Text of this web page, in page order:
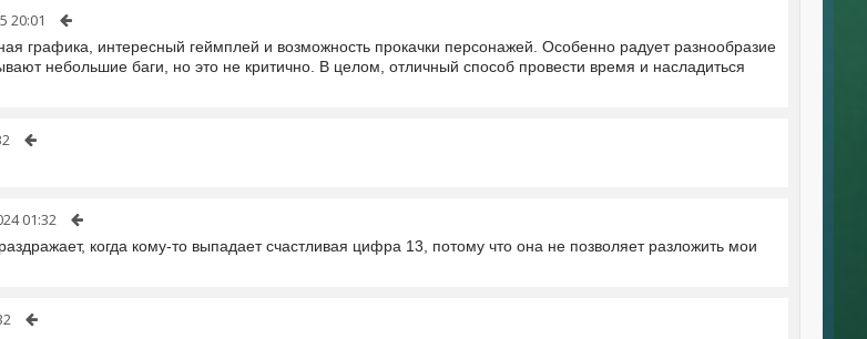
20:01
графика, интересный геймплей и возможность прокачки персонажей. Особенно радует разнообразие
небольшие баги, но это не критично. В целом, отличный способ провести время и насладиться
01:32
когда кому-то выпадает счастливая цифра 13, потому что она не позволяет разложить мои